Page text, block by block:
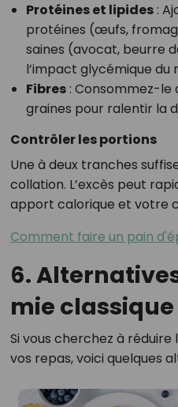
Protéines et lipides:
protéines (œufs,
saines (avocat, beurre
l’impact glycémique du
Fibres: Consommez-le
graines pour ralentir la
Contrôler les portions
Une à deux tranches
collation. L’excès peut
apport calorique et votre
Comment faire un pain
6.
mie classique
Si vous cherchez à
vos repas, voici quelques